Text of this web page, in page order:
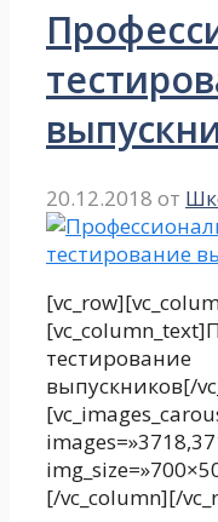
20.12.2018 от
тестирование
выпускников[/
[/vc_column][/